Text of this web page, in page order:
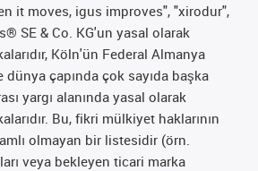
it moves, igus improves", "xirodur",
SE & Co. KG'un yasal olarak
Köln'ün Federal Almanya
çapında çok sayıda başka
yargı alanında yasal olarak
Bu, fikri mülkiyet haklarının
olmayan bir listesidir (örn.
veya bekleyen ticari marka